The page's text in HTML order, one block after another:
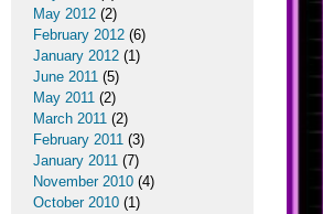
May 2012 (2)
February 2012 (6)
January 2012 (1)
June 2011 (5)
May 2011 (2)
March 2011 (2)
February 2011 (3)
January 2011 (7)
November 2010 (4)
October 2010 (1)